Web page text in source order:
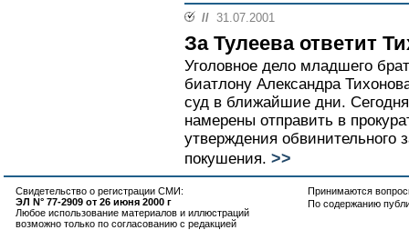
// 31.07.2001
За Тулеева ответит
Уголовное дело младшего
биатлону Александра
суд в ближайшие дни.
намерены отправить в
утверждения обвинительного
покушения. >>
Свидетельство о регистрации СМИ:
ЭЛ N° 77-2909 от 26 июня 2000 г
Любое использование материалов и иллюстраций
возможно только по согласованию с редакцией
Принимаются
По содержанию